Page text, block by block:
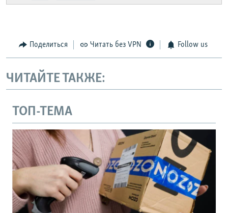
Поделиться Читать без VPN Follow us
ЧИТАЙТЕ ТАКЖЕ:
ТОП-ТЕМА